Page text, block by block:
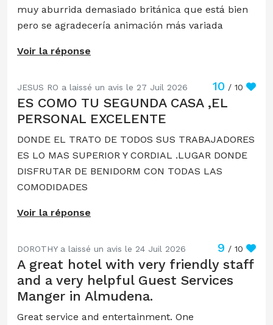
muy aburrida demasiado británica que está bien
pero se agradecería animación más variada
Voir la réponse
JESUS RO a laissé un avis le 27 Juil 2026 10 / 10
ES COMO TU SEGUNDA CASA ,EL
PERSONAL EXCELENTE
DONDE EL TRATO DE TODOS SUS TRABAJADORES
ES LO MAS SUPERIOR Y CORDIAL .LUGAR DONDE
DISFRUTAR DE BENIDORM CON TODAS LAS
COMODIDADES
Voir la réponse
DOROTHY a laissé un avis le 24 Juil 2026 9 / 10
A great hotel with very friendly staff
and a very helpful Guest Services
Manger in Almudena.
Great service and entertainment. One